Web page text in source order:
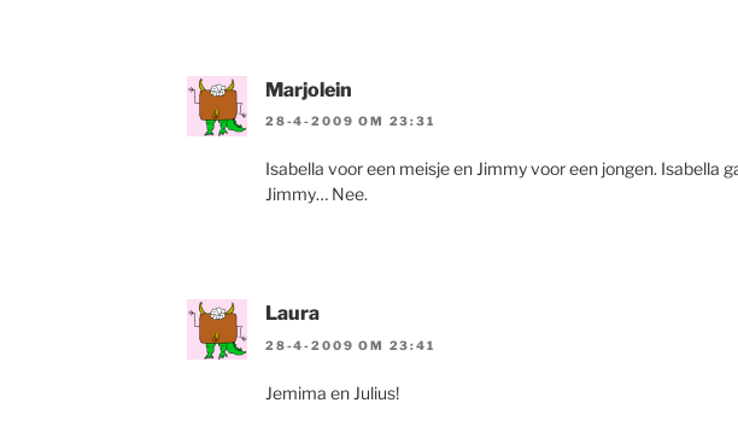
Marjolein
28-4-2009 OM 23:31
Isabella voor een meisje en Jimmy voor een jongen. Isabella
Jimmy… Nee.
Laura
28-4-2009 OM 23:41
Jemima en Julius!